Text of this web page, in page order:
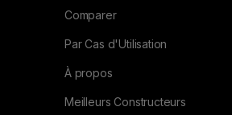
Comparer
Par Cas d'Utilisation
À propos
Meilleurs Constructeurs